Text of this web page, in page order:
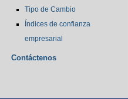
Tipo de Cambio
Índices de confianza
empresarial
Contáctenos